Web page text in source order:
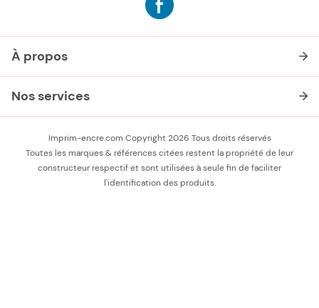
À propos
Nos services
Imprim-encre.com Copyright 2026 Tous droits réservés
Toutes les marques & références citées restent la propriété de leur
constructeur respectif et sont utilisées à seule fin de faciliter
l'identification des produits.